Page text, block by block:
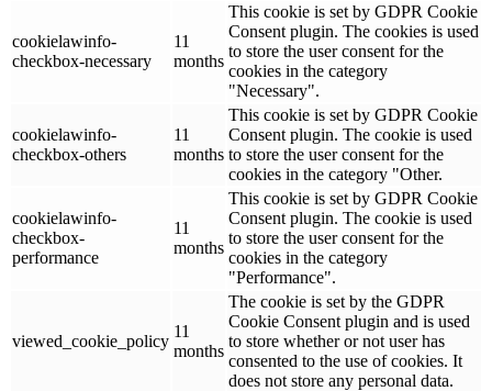
cookielawinfo-
checkbox-necessary
11
months
This cookie is set by GDPR Cookie
Consent plugin. The cookies is used
to store the user consent for the
cookies in the category
"Necessary".
cookielawinfo-
checkbox-others
11
months
This cookie is set by GDPR Cookie
Consent plugin. The cookie is used
to store the user consent for the
cookies in the category "Other.
cookielawinfo-
checkbox-
performance
11
months
This cookie is set by GDPR Cookie
Consent plugin. The cookie is used
to store the user consent for the
cookies in the category
"Performance".
viewed_cookie_policy
11
months
The cookie is set by the GDPR
Cookie Consent plugin and is used
to store whether or not user has
consented to the use of cookies. It
does not store any personal data.